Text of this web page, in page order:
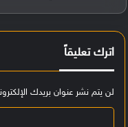
اترك تعليقاً
لن يتم نشر عنوان بريدك